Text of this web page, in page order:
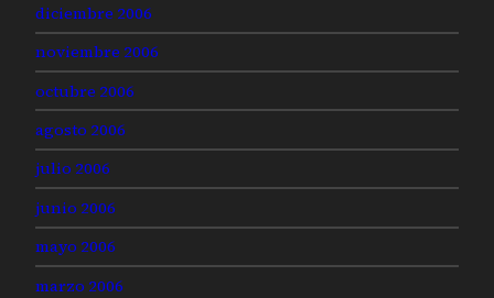
diciembre 2006
noviembre 2006
octubre 2006
agosto 2006
julio 2006
junio 2006
mayo 2006
marzo 2006